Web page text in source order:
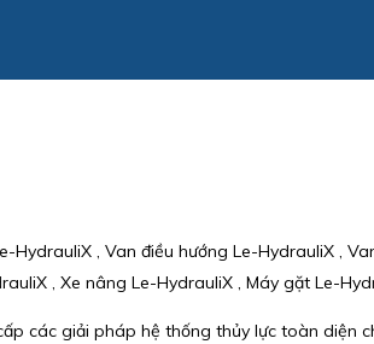
, Van điều hướng Le-HydrauliX ,
, Xe nâng Le-HydrauliX , Máy gặt Le-
các giải pháp hệ thống thủy lực toàn diện